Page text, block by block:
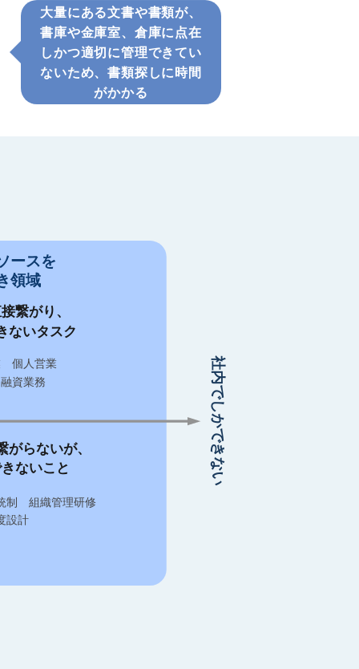
大量にある文書や書類が、
書庫や金庫室、倉庫に点在
しかつ適切に管理できてい
ないため、書類探しに時間
がかかる
社内でしかできない
ースを
領域
繋がり、
ないタスク
個人営業
資業務
がらないが、
ないこと
制 組織管理研修
設計